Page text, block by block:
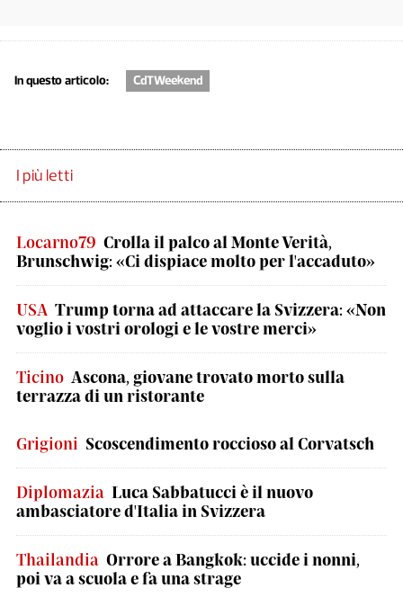
In questo articolo: CdTWeekend
I più letti
Locarno79 Crolla il palco al Monte Verità,
Brunschwig: «Ci dispiace molto per l'accaduto»
USA Trump torna ad attaccare la Svizzera: «Non
voglio i vostri orologi e le vostre merci»
Ticino Ascona, giovane trovato morto sulla
terrazza di un ristorante
Grigioni Scoscendimento roccioso al Corvatsch
Diplomazia Luca Sabbatucci è il nuovo
ambasciatore d'Italia in Svizzera
Thailandia Orrore a Bangkok: uccide i nonni,
poi va a scuola e fa una strage